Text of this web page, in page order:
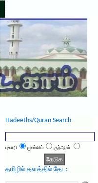
Hadeeths/Quran Search
புகாரி முஸ்லிம் குர்ஆன்
தமிழில் தளத்தில் தேட: